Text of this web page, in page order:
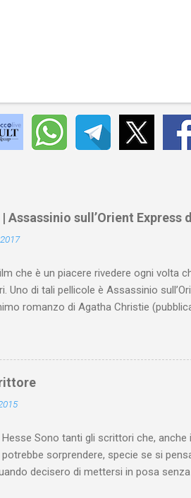
Assassinio sull’Orient Express
che è un piacere rivedere ogni volta
Uno di tali pellicole è Assassinio
romanzo di Agatha Christie
un fatto realmente accaduto: il
(nel romanzo e nel film chiamato
in bianco e nero e parte con colori
si snoda con ritmi che sembrano
Hesse Sono tanti gli scrittori che,
potrebbe sorprendere, specie se si
decisero di mettersi in posa